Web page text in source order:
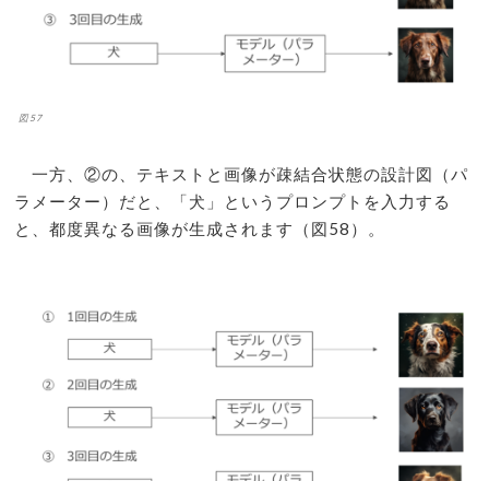
図57
一方、②の、テキストと画像が疎結合状態の設計図（パ
ラメーター）だと、「犬」というプロンプトを入力する
と、都度異なる画像が生成されます（図58）。